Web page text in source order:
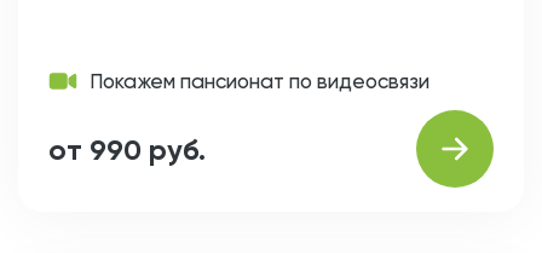
Покажем пансионат по видеосвязи
от 990 руб.